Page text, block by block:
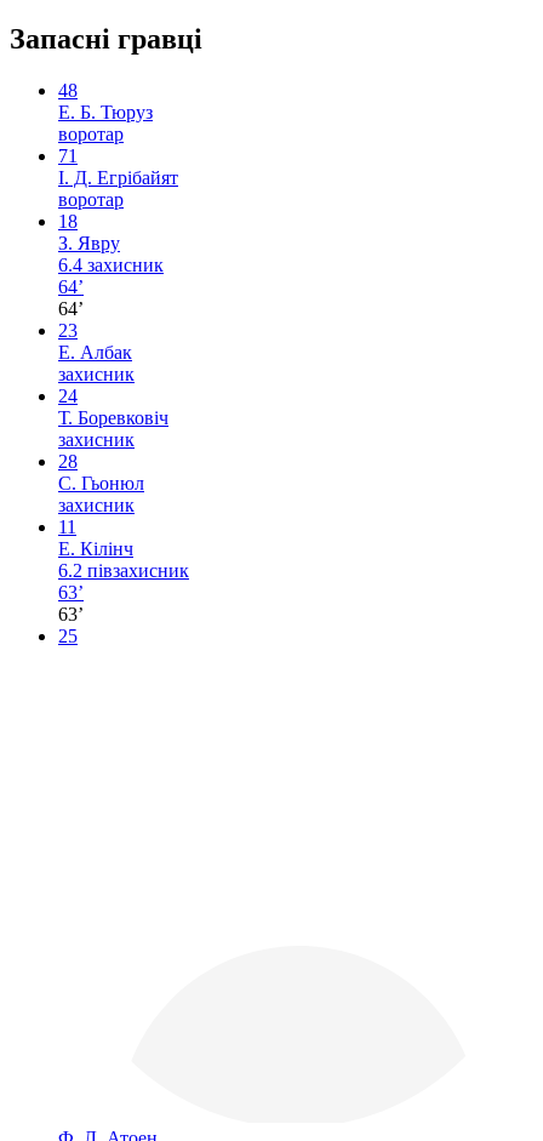
Запасні гравці
48
Е. Б. Тюруз
воротар
71
І. Д. Егрібайят
воротар
18
З. Явру
6.4 захисник
64’
64’
23
Е. Албак
захисник
24
Т. Боревковіч
захисник
28
С. Гьонюл
захисник
11
Е. Кілінч
6.2 півзахисник
63’
63’
25